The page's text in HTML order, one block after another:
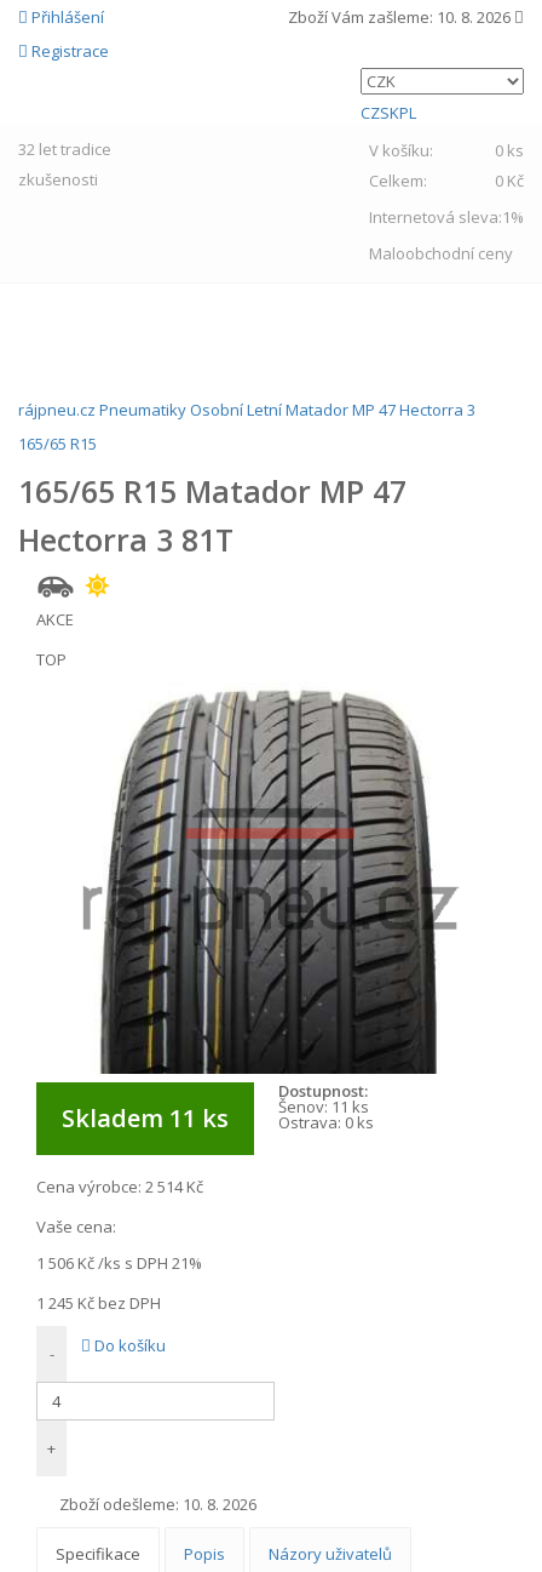
Přihlášení
Registrace
Zboží Vám zašleme: 10. 8. 2026
CZSKPL
32 lettradice
zkušenosti
V košíku:
0 ks
Celkem:
0 Kč
Internetová sleva:1%
Maloobchodní ceny
rájpneu.cz PneumatikyOsobníLetníMatadorMP 47 Hectorra 3
165/65 R15
165/65 R15 Matador MP 47
Hectorra 3 81T
AKCE
TOP
Skladem 11 ks
Dostupnost:
Šenov: 11 ks
Ostrava: 0 ks
Cena výrobce: 2 514 Kč
Vaše cena:
1 506 Kč/ks s DPH 21%
1 245 Kč bez DPH
-
+
Do košíku
Zboží odešleme: 10. 8. 2026
Specifikace Popis Názory uživatelů